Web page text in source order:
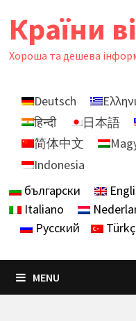
content
Країни
Хороша та дешева
Deutsch
हिन्दी
日本語
简体中文
Indonesia
български
Italiano
Русский
MENU